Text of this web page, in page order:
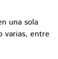
una sola
varias, entre